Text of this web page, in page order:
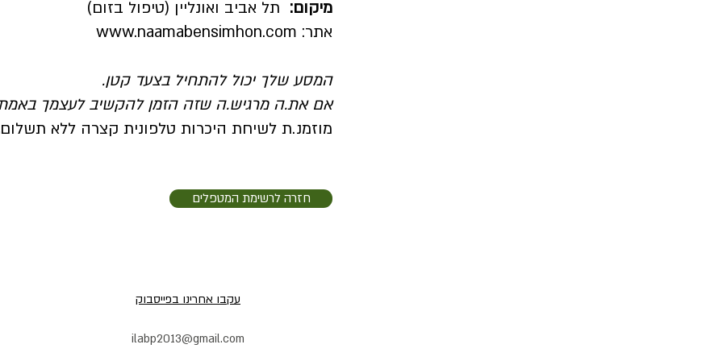
מיקום: תל אביב ואונליין (טיפול בזום)
אתר: www.naamabensimhon.com
המסע שלך יכול להתחיל בצעד קטן.
אם את.ה מרגיש.ה שזה הזמן להקשיב לעצמך
מוזמנ.ת לשיחת היכרות טלפונית קצרה ללא תשלום
חזרה לרשימת המטפלים
עקבו אחרינו בפייסבוק
ilabp2013@gmail.com